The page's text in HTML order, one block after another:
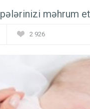
məhrum
2 926